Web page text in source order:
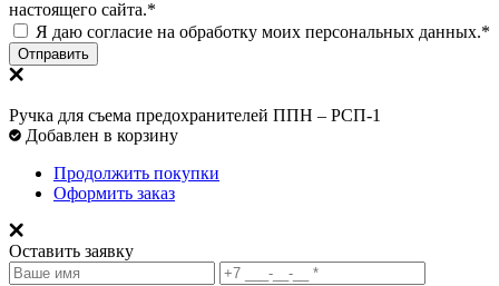
настоящего сайта.*
Я даю согласие на обработку моих персональных данных.*
Отправить
Ручка для съема предохранителей ППН – РСП-1
Добавлен в корзину
Продолжить покупки
Оформить заказ
Оставить заявку